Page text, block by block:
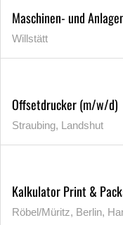
Maschinen- und
Willstätt
Offsetdrucker (m/w/d)
Straubing, Landshut
Kalkulator Print &
Röbel/Müritz, Berlin,